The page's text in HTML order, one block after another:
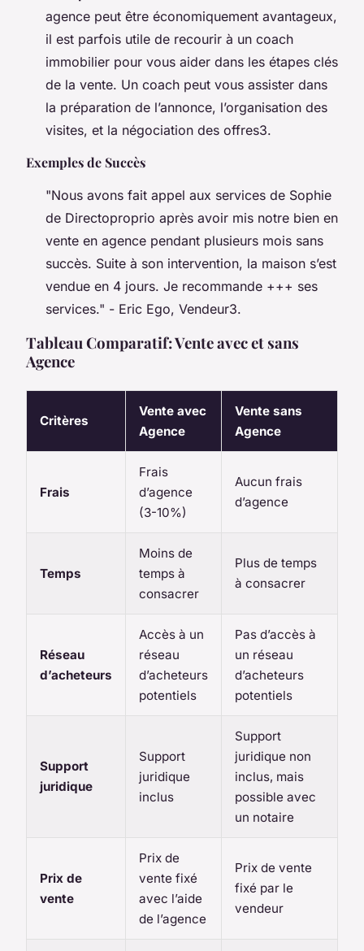
agence peut être économiquement avantageux,
il est parfois utile de recourir à un coach
immobilier pour vous aider dans les étapes clés
de la vente. Un coach peut vous assister dans
la préparation de l’annonce, l’organisation des
visites, et la négociation des offres3.
Exemples de Succès
"Nous avons fait appel aux services de Sophie
de Directoproprio après avoir mis notre bien en
vente en agence pendant plusieurs mois sans
succès. Suite à son intervention, la maison s’est
vendue en 4 jours. Je recommande +++ ses
services." - Eric Ego, Vendeur3.
Tableau Comparatif: Vente avec et sans
Agence
Critères
Vente avec
Agence
Vente sans
Agence
Frais
Frais
d’agence
(3-10%)
Aucun frais
d’agence
Temps
Moins de
temps à
consacrer
Plus de temps
à consacrer
Réseau
d’acheteurs
Accès à un
réseau
d’acheteurs
potentiels
Pas d’accès à
un réseau
d’acheteurs
potentiels
Support
juridique
Support
juridique
inclus
Support
juridique non
inclus, mais
possible avec
un notaire
Prix de
vente
Prix de
vente fixé
avec l’aide
de l’agence
Prix de vente
fixé par le
vendeur